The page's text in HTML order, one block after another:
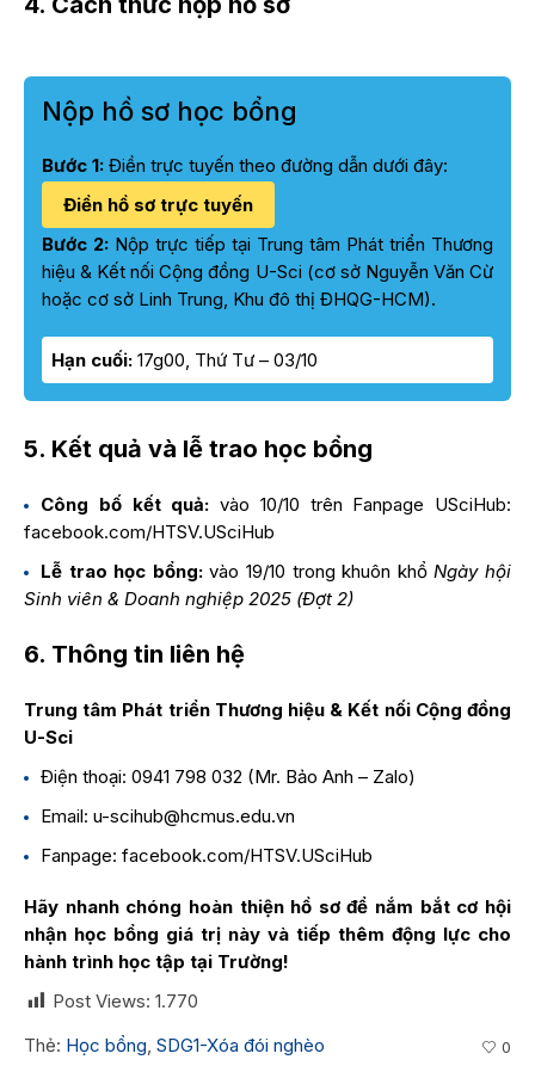
Nộp hồ sơ học bổng
Bước 1: Điền trực tuyến theo đường dẫn dưới đây:
Điền hồ sơ trực tuyến
Bước 2: Nộp trực tiếp tại Trung tâm Phát triển Thương
hiệu & Kết nối Cộng đồng U-Sci (cơ sở Nguyễn Văn Cừ
hoặc cơ sở Linh Trung, Khu đô thị ĐHQG-HCM).
Hạn cuối: 17g00, Thứ Tư – 03/10
5. Kết quả và lễ trao học bổng
Công bố kết quả: vào 10/10 trên Fanpage USciHub:
facebook.com/HTSV.USciHub
Lễ trao học bổng:vào 19/10 trong khuôn khổNgày hội
Sinh viên & Doanh nghiệp 2025 (Đợt 2)
6. Thông tin liên hệ
Trung tâm Phát triển Thương hiệu & Kết nối Cộng đồng
U-Sci
Điện thoại: 0941 798 032 (Mr. Bảo Anh – Zalo)
Email: u-scihub@hcmus.edu.vn
Fanpage: facebook.com/HTSV.USciHub
Hãy nhanh chóng hoàn thiện hồ sơ để nắm bắt cơ hội
nhận học bổng giá trị này và tiếp thêm động lực cho
hành trình học tập tại Trường!
Post Views: 1.770
Thẻ: Học bổng, SDG1-Xóa đói nghèo 0